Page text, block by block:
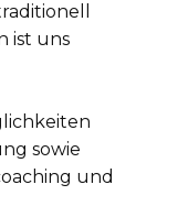
ist uns
sowie
und